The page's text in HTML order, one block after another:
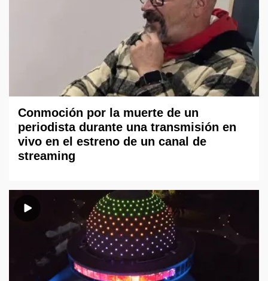
Conmoción por la muerte de un
periodista durante una transmisión en
vivo en el estreno de un canal de
streaming